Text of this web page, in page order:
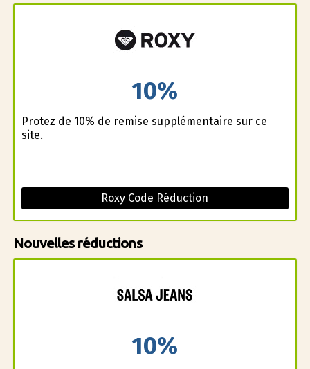
10%
Profitez de 10% de remise supplémentaire sur ce
site.
Roxy Code Réduction
Nouvelles réductions
10%